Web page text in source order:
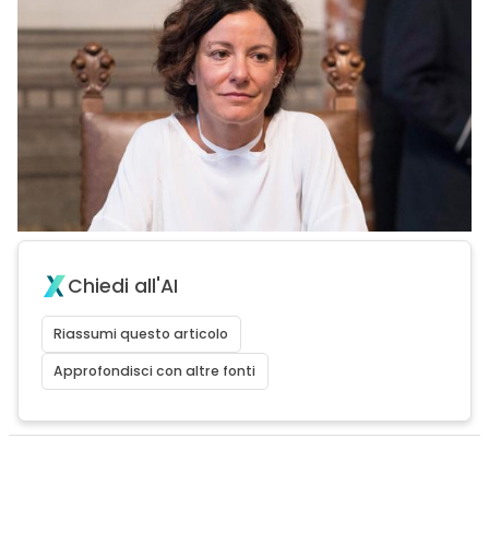
Chiedi all'AI
Riassumi questo articolo
Approfondisci con altre fonti